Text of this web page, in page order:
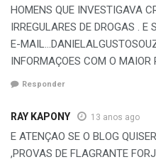
HOMENS QUE INVESTIGAVA
IRREGULARES DE DROGAS .
E-
INFORMAÇOES COM O MAIOR
Responder
RAY KAPONY 13 anos ago
E ATENÇAO SE O BLOG
,PROVAS DE FLAGRANTE